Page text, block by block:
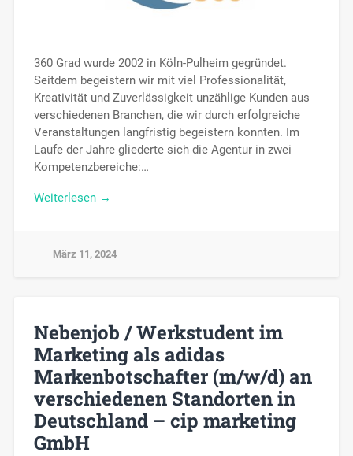
360 Grad wurde 2002 in Köln-Pulheim gegründet.
Seitdem begeistern wir mit viel Professionalität,
Kreativität und Zuverlässigkeit unzählige Kunden aus
verschiedenen Branchen, die wir durch erfolgreiche
Veranstaltungen langfristig begeistern konnten. Im
Laufe der Jahre gliederte sich die Agentur in zwei
Kompetenzbereiche:…
Weiterlesen →
März 11, 2024
Nebenjob / Werkstudent im
Marketing als adidas
Markenbotschafter (m/w/d) an
verschiedenen Standorten in
Deutschland – cip marketing
GmbH